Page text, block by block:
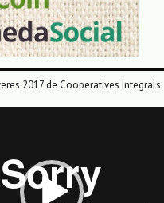
2017 de Cooperatives Integrals